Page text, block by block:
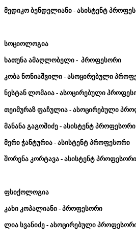
მედიკო ბენდელიანი - ასისტენტ
სოციოლოგია
ხათუნა ამაღლობელი - პროფესორი
კობა ნონიაშვილი - ასოცირებული
ნესტან ლომაია - ასოცირებული
თეიმურაზ ფაჩულია - ასოცირებული
მანანა გაგოშიძე - ასისტენტ პროფესორი
მერი ჭანტურია - ასისტენტ პროფესორი
შორენა კორტავა - ასისტენტ პროფესორი
ფსიქოლოგია
კახი კოპალიანი - პროფესორი
ლია სვანიძე - ასოცირებული